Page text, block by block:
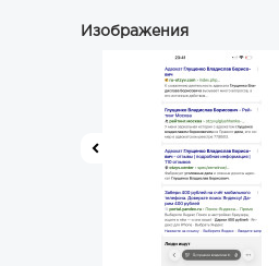
Изображения